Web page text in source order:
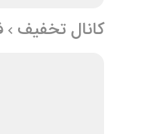
کانال تخفیف